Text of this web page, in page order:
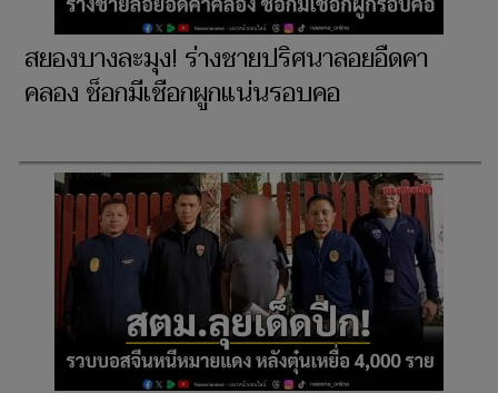
สยองบางละมุง! ร่างชายปริศนาลอยอืดคา
คลอง ช็อกมีเชือกผูกแน่นรอบคอ